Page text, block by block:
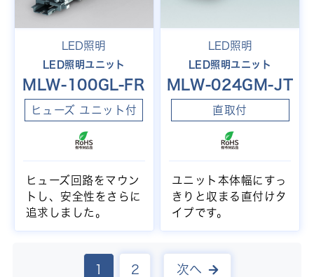
LED照明
LED照明ユニット
MLW-100GL-FR
ヒューズ ユニット付
ヒューズ回路をマウン
トし、安全性をさらに
追求しました。
LED照明
LED照明ユニット
MLW-024GM-JT
直取付
ユニット本体幅にすっ
きりと収まる直付けタ
イプです。
1 2 次へ